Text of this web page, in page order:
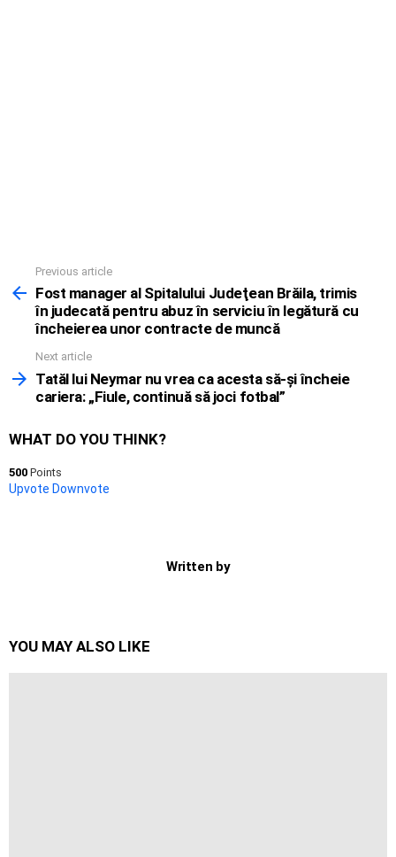
more
Previous article
Fost manager al Spitalului Judeţean Brăila, trimis
în judecată pentru abuz în serviciu în legătură cu
încheierea unor contracte de muncă
Next article
Tatăl lui Neymar nu vrea ca acesta să-şi încheie
cariera: „Fiule, continuă să joci fotbal”
WHAT DO YOU THINK?
500 Points
Upvote Downvote
Written by
YOU MAY ALSO LIKE